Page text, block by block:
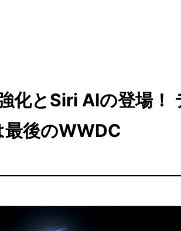
とSiri AIの登場！
後のWWDC